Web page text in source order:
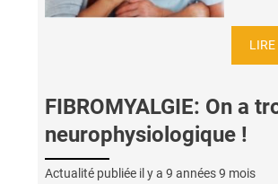
FIBROMYALGIE: On a
neurophysiologique !
Actualité publiée il y a 9 années 9 mois